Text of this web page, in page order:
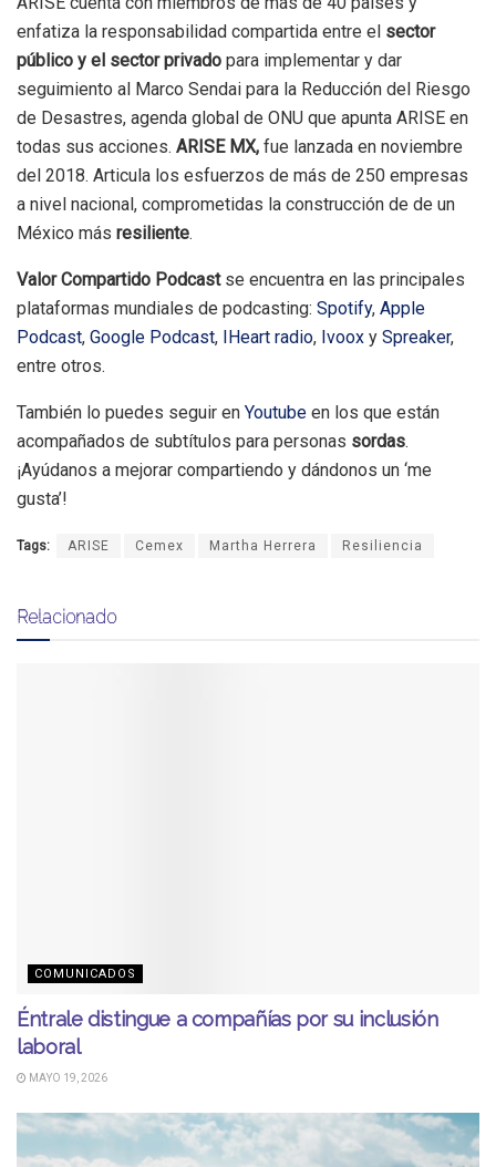
enfatiza la responsabilidad compartida entre el sector
público y el sector privado para implementar y dar
seguimiento al Marco Sendai para la Reducción del Riesgo
de Desastres, agenda global de ONU que apunta ARISE en
todas sus acciones. ARISE MX, fue lanzada en noviembre
del 2018. Articula los esfuerzos de más de 250 empresas
a nivel nacional, comprometidas la construcción de de un
México más resiliente.
Valor Compartido Podcastse encuentra en las principales
plataformas mundiales de podcasting: Spotify, Apple
Podcast, Google Podcast, IHeart radio, Ivoox y Spreaker,
entre otros.
También lo puedes seguir en Youtube en los que están
acompañados de subtítulos para personas sordas.
¡Ayúdanos a mejorar compartiendo y dándonos un ‘me
gusta’!
Tags: ARISE Cemex Martha Herrera Resiliencia
Relacionado
COMUNICADOS
Éntrale distingue a compañías por su inclusión
laboral
MAYO 19, 2026